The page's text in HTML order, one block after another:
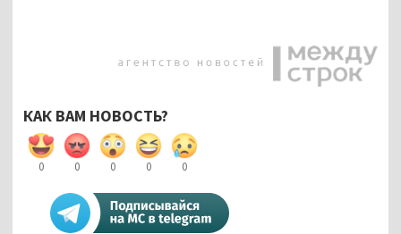
КАК ВАМ НОВОСТЬ?
0 0 0 0 0